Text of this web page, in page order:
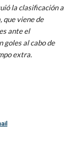
la clasificación a
que viene de
ante el
goles al cabo de
extra.